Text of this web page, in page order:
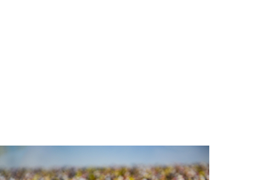
Overlastmelding Lindtsedijk in